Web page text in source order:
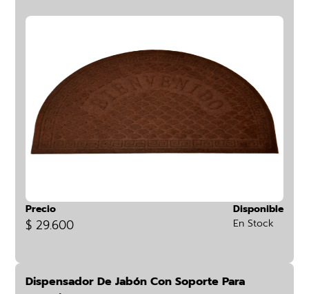
Precio
$ 29.600
Disponible
En Stock
Dispensador De Jabón Con Soporte Para